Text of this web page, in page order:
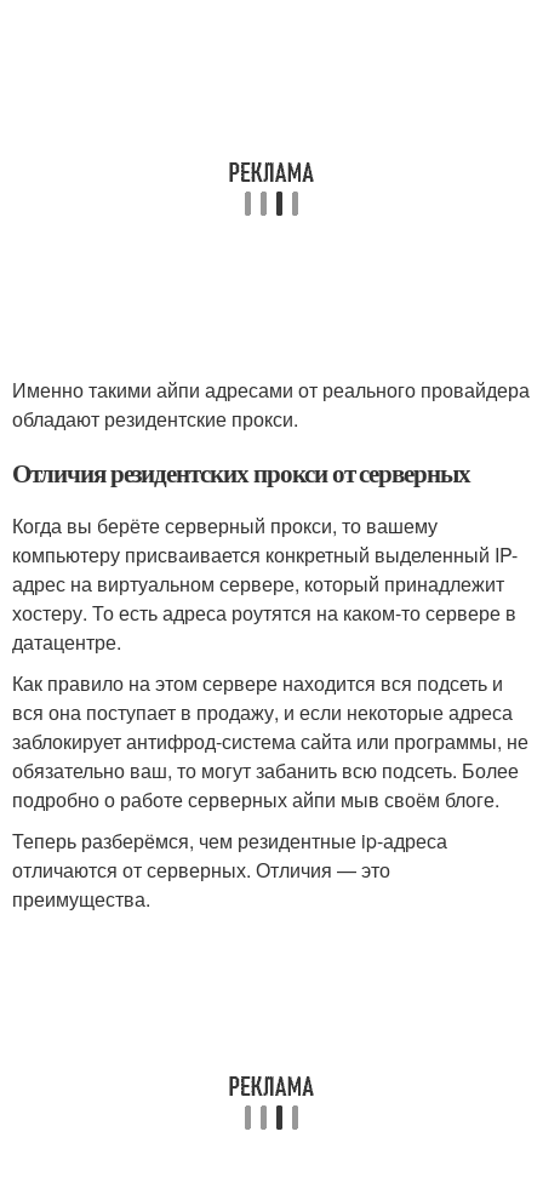
Именно такими айпи адресами от реального провайдера
обладают резидентские прокси.
Отличия резидентских прокси от серверных
Когда вы берёте серверный прокси, то вашему
компьютеру присваивается конкретный выделенный IP-
адрес на виртуальном сервере, который принадлежит
хостеру. То есть адреса роутятся на каком-то сервере в
датацентре.
Как правило на этом сервере находится вся подсеть и
вся она поступает в продажу, и если некоторые адреса
заблокирует антифрод-система сайта или программы, не
обязательно ваш, то могут забанить всю подсеть. Более
подробно о работе серверных айпи мыв своём блоге.
Теперь разберёмся, чем резидентные ip-адреса
отличаются от серверных. Отличия — это
преимущества.